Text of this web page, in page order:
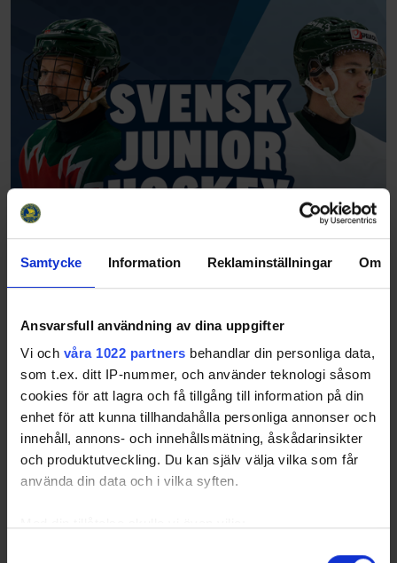
Samtycke Information Reklaminställningar Om
Ansvarsfull användning av dina uppgifter
Vi och våra 1022 partners behandlar din personliga data,
som t.ex. ditt IP-nummer, och använder teknologi såsom
cookies för att lagra och få tillgång till information på din
enhet för att kunna tillhandahålla personliga annonser och
innehåll, annons- och innehållsmätning, åskådarinsikter
och produktutveckling. Du kan själv välja vilka som får
använda din data och i vilka syften.